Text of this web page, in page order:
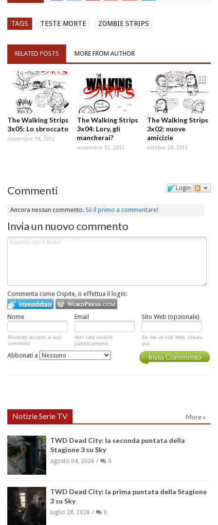
TAGS TESTE MORTE ZOMBIE STRIPS
RELATED POSTS MORE FROM AUTHOR
The Walking Strips
3x05: Lo sbroccato
novembre 18, 2012
The Walking Strips
3x04: Lory, gli
mancherai?
novembre 11, 2012
The Walking Strips
3x02: nuove
amicizie
ottobre 28, 2012
Login
Commenti
Ancora nessun commento.Sii il primo a commentare!
Invia un nuovo commento
Commenta come Ospite, o effettua il login:
Nome Email Sito Web (opzionale)
Mostrato accanto ai tuoi
commenti.
Non sarà visibile
pubblicamente.
Sei hai un sito Web, linkalo
qui.
Invia Commento
Abbonati a
Notizie Serie TV More »
TWD Dead City: la seconda puntata della
Stagione 3 su Sky
agosto 04, 2026 0
TWD Dead City: la prima puntata della Stagione
3 su Sky
luglio 28, 2026 0